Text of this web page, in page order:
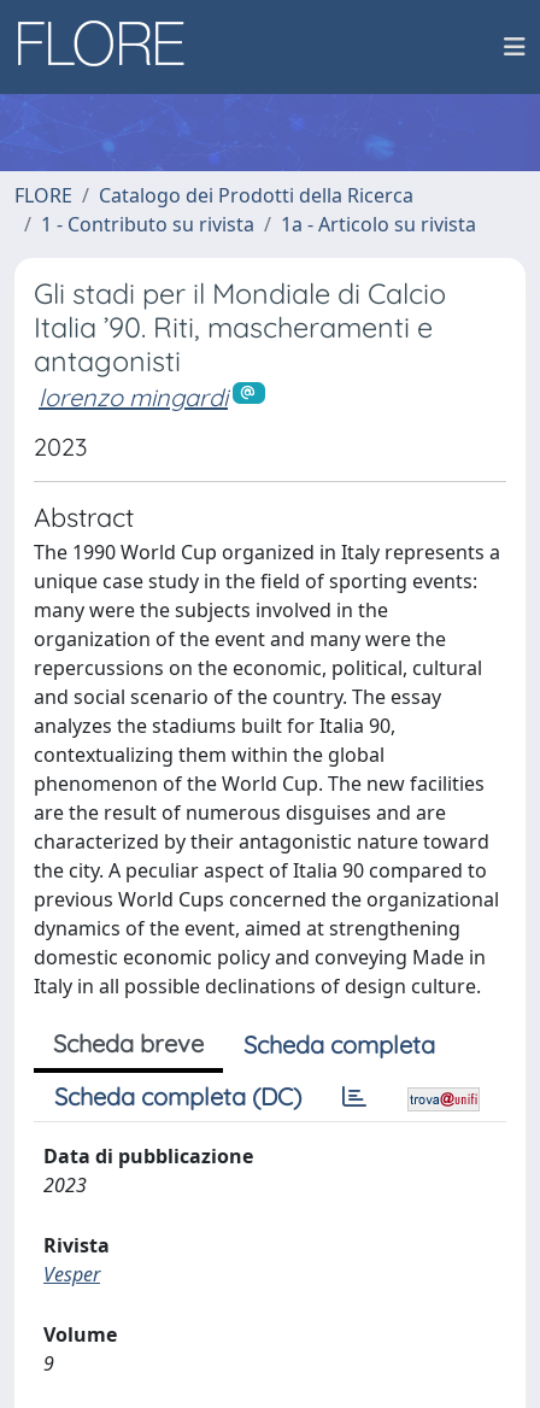
FLORE
Catalogo dei Prodotti della Ricerca
1 - Contributo su rivista
1a - Articolo su rivista
Gli stadi per il Mondiale di Calcio
Italia ’90. Riti, mascheramenti e
antagonisti
lorenzo mingardi
2023
Abstract
The 1990 World Cup organized in Italy represents a
unique case study in the field of sporting events:
many were the subjects involved in the
organization of the event and many were the
repercussions on the economic, political, cultural
and social scenario of the country. The essay
analyzes the stadiums built for Italia 90,
contextualizing them within the global
phenomenon of the World Cup. The new facilities
are the result of numerous disguises and are
characterized by their antagonistic nature toward
the city. A peculiar aspect of Italia 90 compared to
previous World Cups concerned the organizational
dynamics of the event, aimed at strengthening
domestic economic policy and conveying Made in
Italy in all possible declinations of design culture.
Scheda breve
Scheda completa
Scheda completa (DC)
Data di pubblicazione
2023
Rivista
Vesper
Volume
9